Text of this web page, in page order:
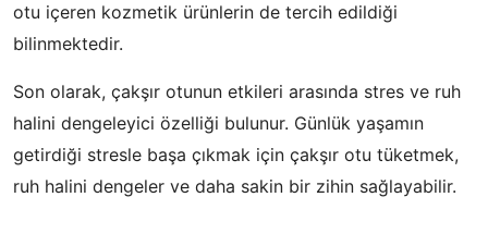
otu içeren kozmetik ürünlerin de tercih edildiği
bilinmektedir.
Son olarak, çakşır otunun etkileri arasında stres ve ruh
halini dengeleyici özelliği bulunur. Günlük yaşamın
getirdiği stresle başa çıkmak için çakşır otu tüketmek,
ruh halini dengeler ve daha sakin bir zihin sağlayabilir.